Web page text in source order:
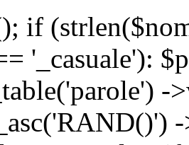
if
'_casuale'):
-